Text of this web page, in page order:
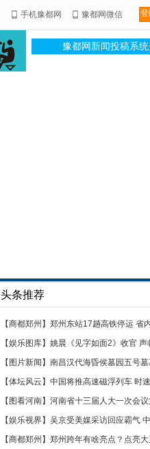
手机豫都网 豫都网微信
豫都网新闻投稿系统
头条推荐
【商都郑州 】 郑州东站17趟高铁停运 省
【娱乐图库】 姚晨《见字如面2》收官 声
【 图片新闻 】 南昌汉代海昏侯墓园五号墓
【体坛风云 】 中国将推高速磁浮列车 时
【 图看河南】 河南省十三届人大一次会议
【娱乐视界】 吴京受美媒采访回应霸气
【商都郑州 】 郑州跨年有啥亮点？点亮